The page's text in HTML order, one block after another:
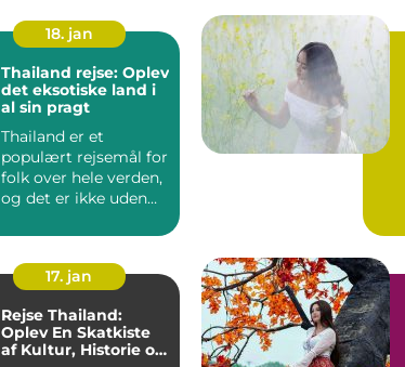
18. jan
Thailand rejse: Oplev
det eksotiske land i
al sin pragt
Thailand er et
populært rejsemål for
folk over hele verden,
og det er ikke uden
kombin...
17. jan
Rejse Thailand:
Oplev En Skatkiste
af Kultur, Historie og